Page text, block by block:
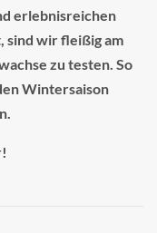
erlebnisreichen
sind wir fleißig am
zu testen. So
Wintersaison